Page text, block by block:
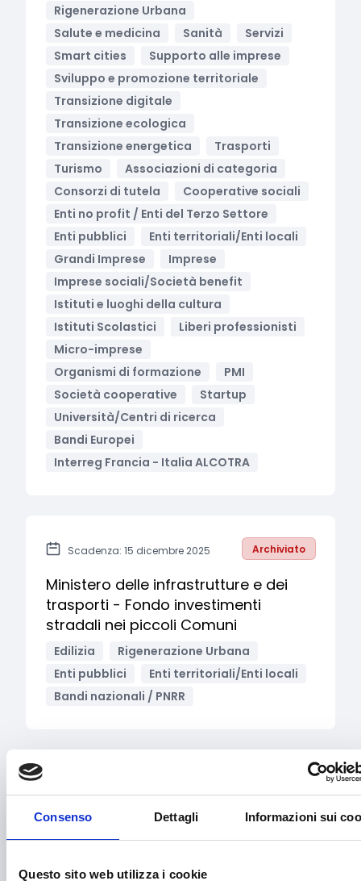
Consenso Dettagli Informazioni sui
Questo sito web utilizza i cookie
Rigenerazione Urbana
Salute e medicina
Sanità
Servizi
Smart cities
Supporto alle imprese
Sviluppo e promozione territoriale
Transizione digitale
Transizione ecologica
Transizione energetica
Trasporti
Turismo
Associazioni di categoria
Consorzi di tutela
Cooperative sociali
Enti no profit / Enti del Terzo Settore
Enti pubblici
Enti territoriali/Enti locali
Grandi Imprese
Imprese
Imprese sociali/Società benefit
Istituti e luoghi della cultura
Istituti Scolastici
Liberi professionisti
Micro-imprese
Organismi di formazione
PMI
Società cooperative
Startup
Università/Centri di ricerca
Bandi Europei
Interreg Francia - Italia ALCOTRA
Scadenza: 15 dicembre 2025 Archiviato
Ministero delle infrastrutture e dei
trasporti - Fondo investimenti
stradali nei piccoli Comuni
Edilizia
Rigenerazione Urbana
Enti pubblici
Enti territoriali/Enti locali
Bandi nazionali / PNRR
SETTORI